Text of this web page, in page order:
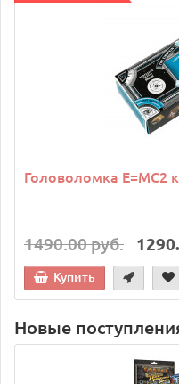
Головоломка E=MC2
1490.00 руб.
Купить
Новые